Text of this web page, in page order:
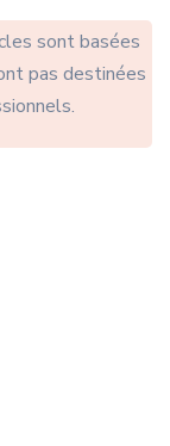
sont basées
pas destinées